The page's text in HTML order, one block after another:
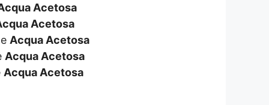
Acetosa
Acetosa
Acqua Acetosa
Acqua Acetosa
Acqua Acetosa